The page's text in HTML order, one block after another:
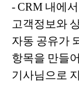
- CRM 내에
고객정보와
자동 공유가
항목을 만들
기사님으로